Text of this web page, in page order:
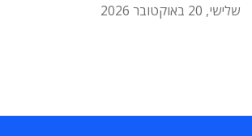
שלישי, 20 באוקטובר 2026